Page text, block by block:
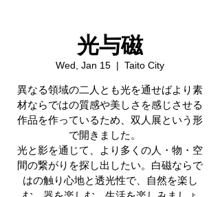
光与磁
Wed, Jan 15
  |
Taito City
異なる領域の二人とも光を通せばより素
材ならではの質感や美しさを感じさせる
作品を作っているため、双人展という形
で開きました。
光と影を通じて、より多くの人・物・空
間の繋がりを探し出したい。白磁ならで
はの触り心地と透光性で、自然を楽し